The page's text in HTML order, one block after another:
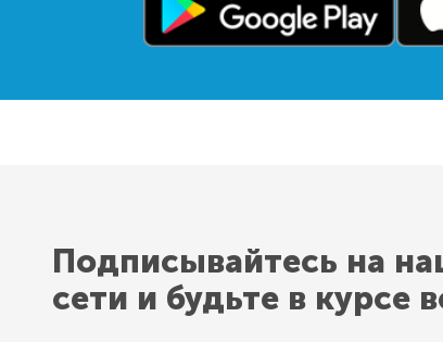
Подписывайтесь на
сети и будьте в курсе